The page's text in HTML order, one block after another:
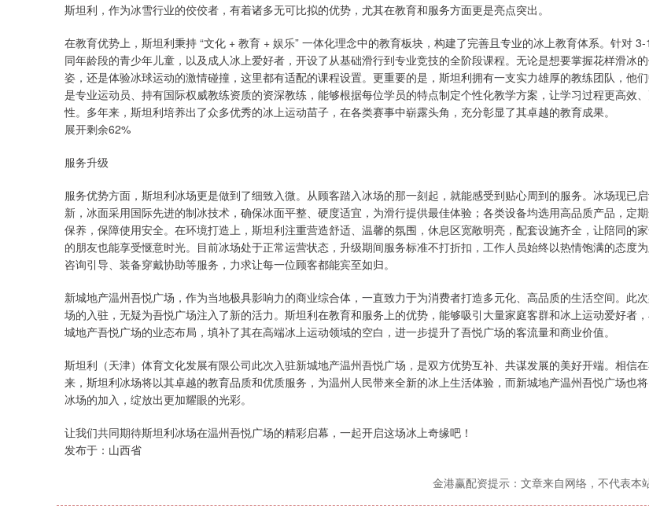
斯坦利，作为冰雪行业的佼佼者，有着诸多无可比拟的优势，尤其在教育和服务方面更是亮点突出。
在教育优势上，斯坦利秉持 “文化 + 教育 + 娱乐” 一体化理念中的教育板块，构建了完善且专业的冰上教育体系。针对
同年龄段的青少年儿童，以及成人冰上爱好者，开设了从基础滑行到专业竞技的全阶段课程。无论是想要掌握花样滑冰
姿，还是体验冰球运动的激情碰撞，这里都有适配的课程设置。更重要的是，斯坦利拥有一支实力雄厚的教练团队，他
是专业运动员、持有国际权威教练资质的资深教练，能够根据每位学员的特点制定个性化教学方案，让学习过程更高效
性。多年来，斯坦利培养出了众多优秀的冰上运动苗子，在各类赛事中崭露头角，充分彰显了其卓越的教育成果。
展开剩余62%
服务升级
服务优势方面，斯坦利冰场更是做到了细致入微。从顾客踏入冰场的那一刻起，就能感受到贴心周到的服务。冰场现已
新，冰面采用国际先进的制冰技术，确保冰面平整、硬度适宜，为滑行提供最佳体验；各类设备均选用高品质产品，定
保养，保障使用安全。在环境打造上，斯坦利注重营造舒适、温馨的氛围，休息区宽敞明亮，配套设施齐全，让陪同的
的朋友也能享受惬意时光。目前冰场处于正常运营状态，升级期间服务标准不打折扣，工作人员始终以热情饱满的态度
咨询引导、装备穿戴协助等服务，力求让每一位顾客都能宾至如归。
新城地产温州吾悦广场，作为当地极具影响力的商业综合体，一直致力于为消费者打造多元化、高品质的生活空间。此
场的入驻，无疑为吾悦广场注入了新的活力。斯坦利在教育和服务上的优势，能够吸引大量家庭客群和冰上运动爱好者
城地产吾悦广场的业态布局，填补了其在高端冰上运动领域的空白，进一步提升了吾悦广场的客流量和商业价值。
斯坦利（天津）体育文化发展有限公司此次入驻新城地产温州吾悦广场，是双方优势互补、共谋发展的美好开端。相信
来，斯坦利冰场将以其卓越的教育品质和优质服务，为温州人民带来全新的冰上生活体验，而新城地产温州吾悦广场也
冰场的加入，绽放出更加耀眼的光彩。
让我们共同期待斯坦利冰场在温州吾悦广场的精彩启幕，一起开启这场冰上奇缘吧！
发布于：山西省
金港赢配资提示：文章来自网络，不代表本